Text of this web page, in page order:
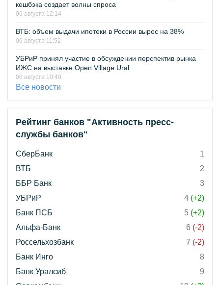
кешбэка создает волны спроса
06 августа 12:14
ВТБ: объем выдачи ипотеки в России вырос на 38%
06 августа 11:52
УБРиР принял участие в обсуждении перспектив рынка
ИЖС на выставке Open Village Ural
06 августа 10:40
Все новости
Рейтинг банков "Активность пресс-
службы банков"
СберБанк
1
ВТБ
2
ББР Банк
3
УБРиР
4 (+2)
Банк ПСБ
5 (+2)
Альфа-Банк
6 (-2)
Россельхозбанк
7 (-2)
Банк Инго
8
Банк Уралсиб
9